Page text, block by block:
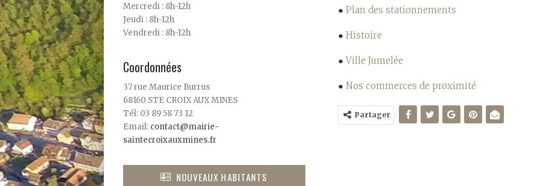
●Plan des stationnements
●Histoire
●Ville Jumelée
●Nos commerces de proximité
Partager
Mercredi : 8h-12h
Jeudi : 8h-12h
Vendredi : 8h-12h
Coordonnées
37 rue Maurice Burrus
68160 STE CROIX AUX MINES
Tél: 03 89 58 73 12
Email: contact@mairie-
saintecroixauxmines.fr
NOUVEAUX HABITANTS